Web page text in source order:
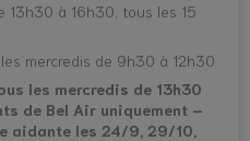
13h30 à 16h30, tous les 15
mercredis de 9h30 à 12h30
les mercredis de 13h30
de Bel Air uniquement –
aidante les 24/9, 29/10,